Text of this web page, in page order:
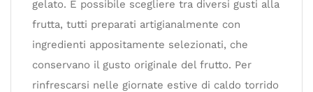
gelato. È possibile scegliere tra diversi gusti alla
frutta, tutti preparati artigianalmente con
ingredienti appositamente selezionati, che
conservano il gusto originale del frutto. Per
rinfrescarsi nelle giornate estive di caldo torrido